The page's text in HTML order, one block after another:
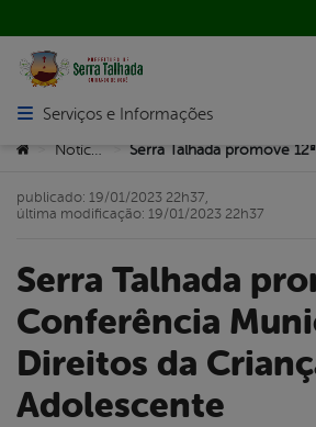
Abrir menu principal de navegação
Serviços e Informações
Você está aqui:
> Notícias >
Serra Talhada promove 12ª
Conferência
Direitos da
Adolescente
publicado: 19/01/2023 22h37,
última modificação: 19/01/2023 22h37